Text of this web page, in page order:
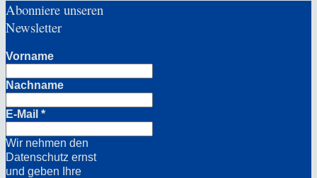
Abonniere unseren
Newsletter
Vorname
Nachname
E-Mail *
Wir nehmen den
Datenschutz ernst
und geben Ihre